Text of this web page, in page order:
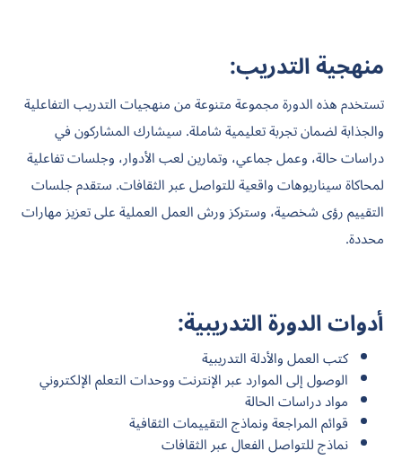
منهجية التدريب:
تستخدم هذه الدورة مجموعة متنوعة من منهجيات التدريب التفاعلية
والجذابة لضمان تجربة تعليمية شاملة. سيشارك المشاركون في
دراسات حالة، وعمل جماعي، وتمارين لعب الأدوار، وجلسات تفاعلية
لمحاكاة سيناريوهات واقعية للتواصل عبر الثقافات. ستقدم جلسات
التقييم رؤى شخصية، وستركز ورش العمل العملية على تعزيز مهارات
محددة.
أدوات الدورة التدريبية:
كتب العمل والأدلة التدريبية
الوصول إلى الموارد عبر الإنترنت ووحدات التعلم الإلكتروني
مواد دراسات الحالة
قوائم المراجعة ونماذج التقييمات الثقافية
نماذج للتواصل الفعال عبر الثقافات